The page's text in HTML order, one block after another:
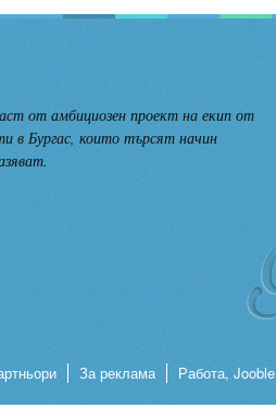
от амбициозен проект на екип от
в Бургас, които търсят начин
За реклама Работа, Jooble